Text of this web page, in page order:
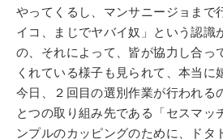
やってくるし、マンサニージョまで
イコ、まじでヤバイ奴」という認識
の、それによって、皆が協力し合っ
くれている様子も見られて、本当に
今日、２回目の選別作業が行われる
とつの取り組み先である「セスマッ
ンプルのカッピングのために、ドタ